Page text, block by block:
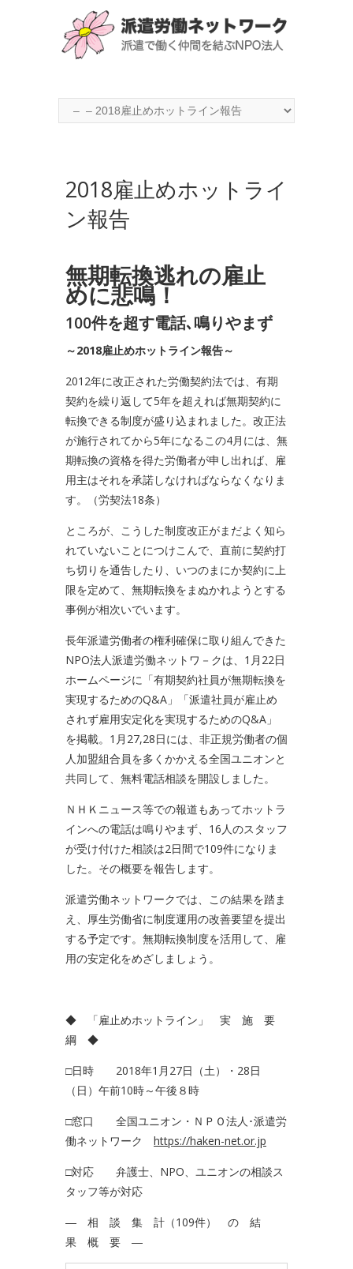
2018雇止めホットライ
ン報告
無期転換逃れの雇止
めに悲鳴！
100件を超す電話､鳴りやまず
～2018雇止めホットライン報告～
2012年に改正された労働契約法では、有期
契約を繰り返して5年を超えれば無期契約に
転換できる制度が盛り込まれました。改正法
が施行されてから5年になるこの4月には、無
期転換の資格を得た労働者が申し出れば、雇
用主はそれを承諾しなければならなくなりま
す。（労契法18条）
ところが、こうした制度改正がまだよく知ら
れていないことにつけこんで、直前に契約打
ち切りを通告したり、いつのまにか契約に上
限を定めて、無期転換をまぬかれようとする
事例が相次いでいます。
長年派遣労働者の権利確保に取り組んできた
NPO法人派遣労働ネットワ－クは、1月22日
ホームページに「有期契約社員が無期転換を
実現するためのQ&A」「派遣社員が雇止め
されず雇用安定化を実現するためのQ&A」
を掲載。1月27,28日には、非正規労働者の個
人加盟組合員を多くかかえる全国ユニオンと
共同して、無料電話相談を開設しました。
ＮＨＫニュース等での報道もあってホットラ
インへの電話は鳴りやまず、16人のスタッフ
が受け付けた相談は2日間で109件になりま
した。その概要を報告します。
派遣労働ネットワークでは、この結果を踏ま
え、厚生労働省に制度運用の改善要望を提出
する予定です。無期転換制度を活用して、雇
用の安定化をめざしましょう。
◆ 「雇止めホットライン」 実 施 要
綱 ◆
□日時 2018年1月27日（土）・28日
（日）午前10時～午後８時
□窓口 全国ユニオン・ＮＰＯ法人･派遣労
働ネットワーク https://haken-net.or.jp
□対応 弁護士、NPO、ユニオンの相談ス
タッフ等が対応
― 相 談 集 計（109件） の 結
果 概 要 ―